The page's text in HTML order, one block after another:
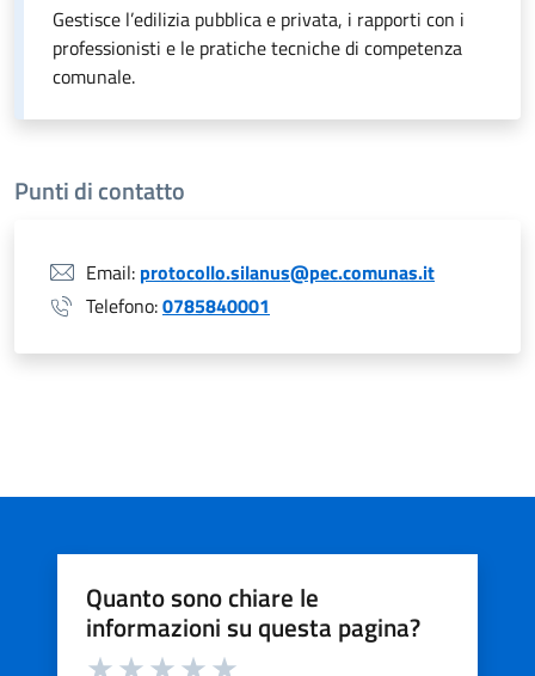
Gestisce l’edilizia pubblica e privata, i rapporti con i
professionisti e le pratiche tecniche di competenza
comunale.
Punti di contatto
Email: protocollo.silanus@pec.comunas.it
Telefono:0785840001
Quanto sono chiare le
informazioni su questa pagina?
Valuta da 1 a 5 stelle la pagina